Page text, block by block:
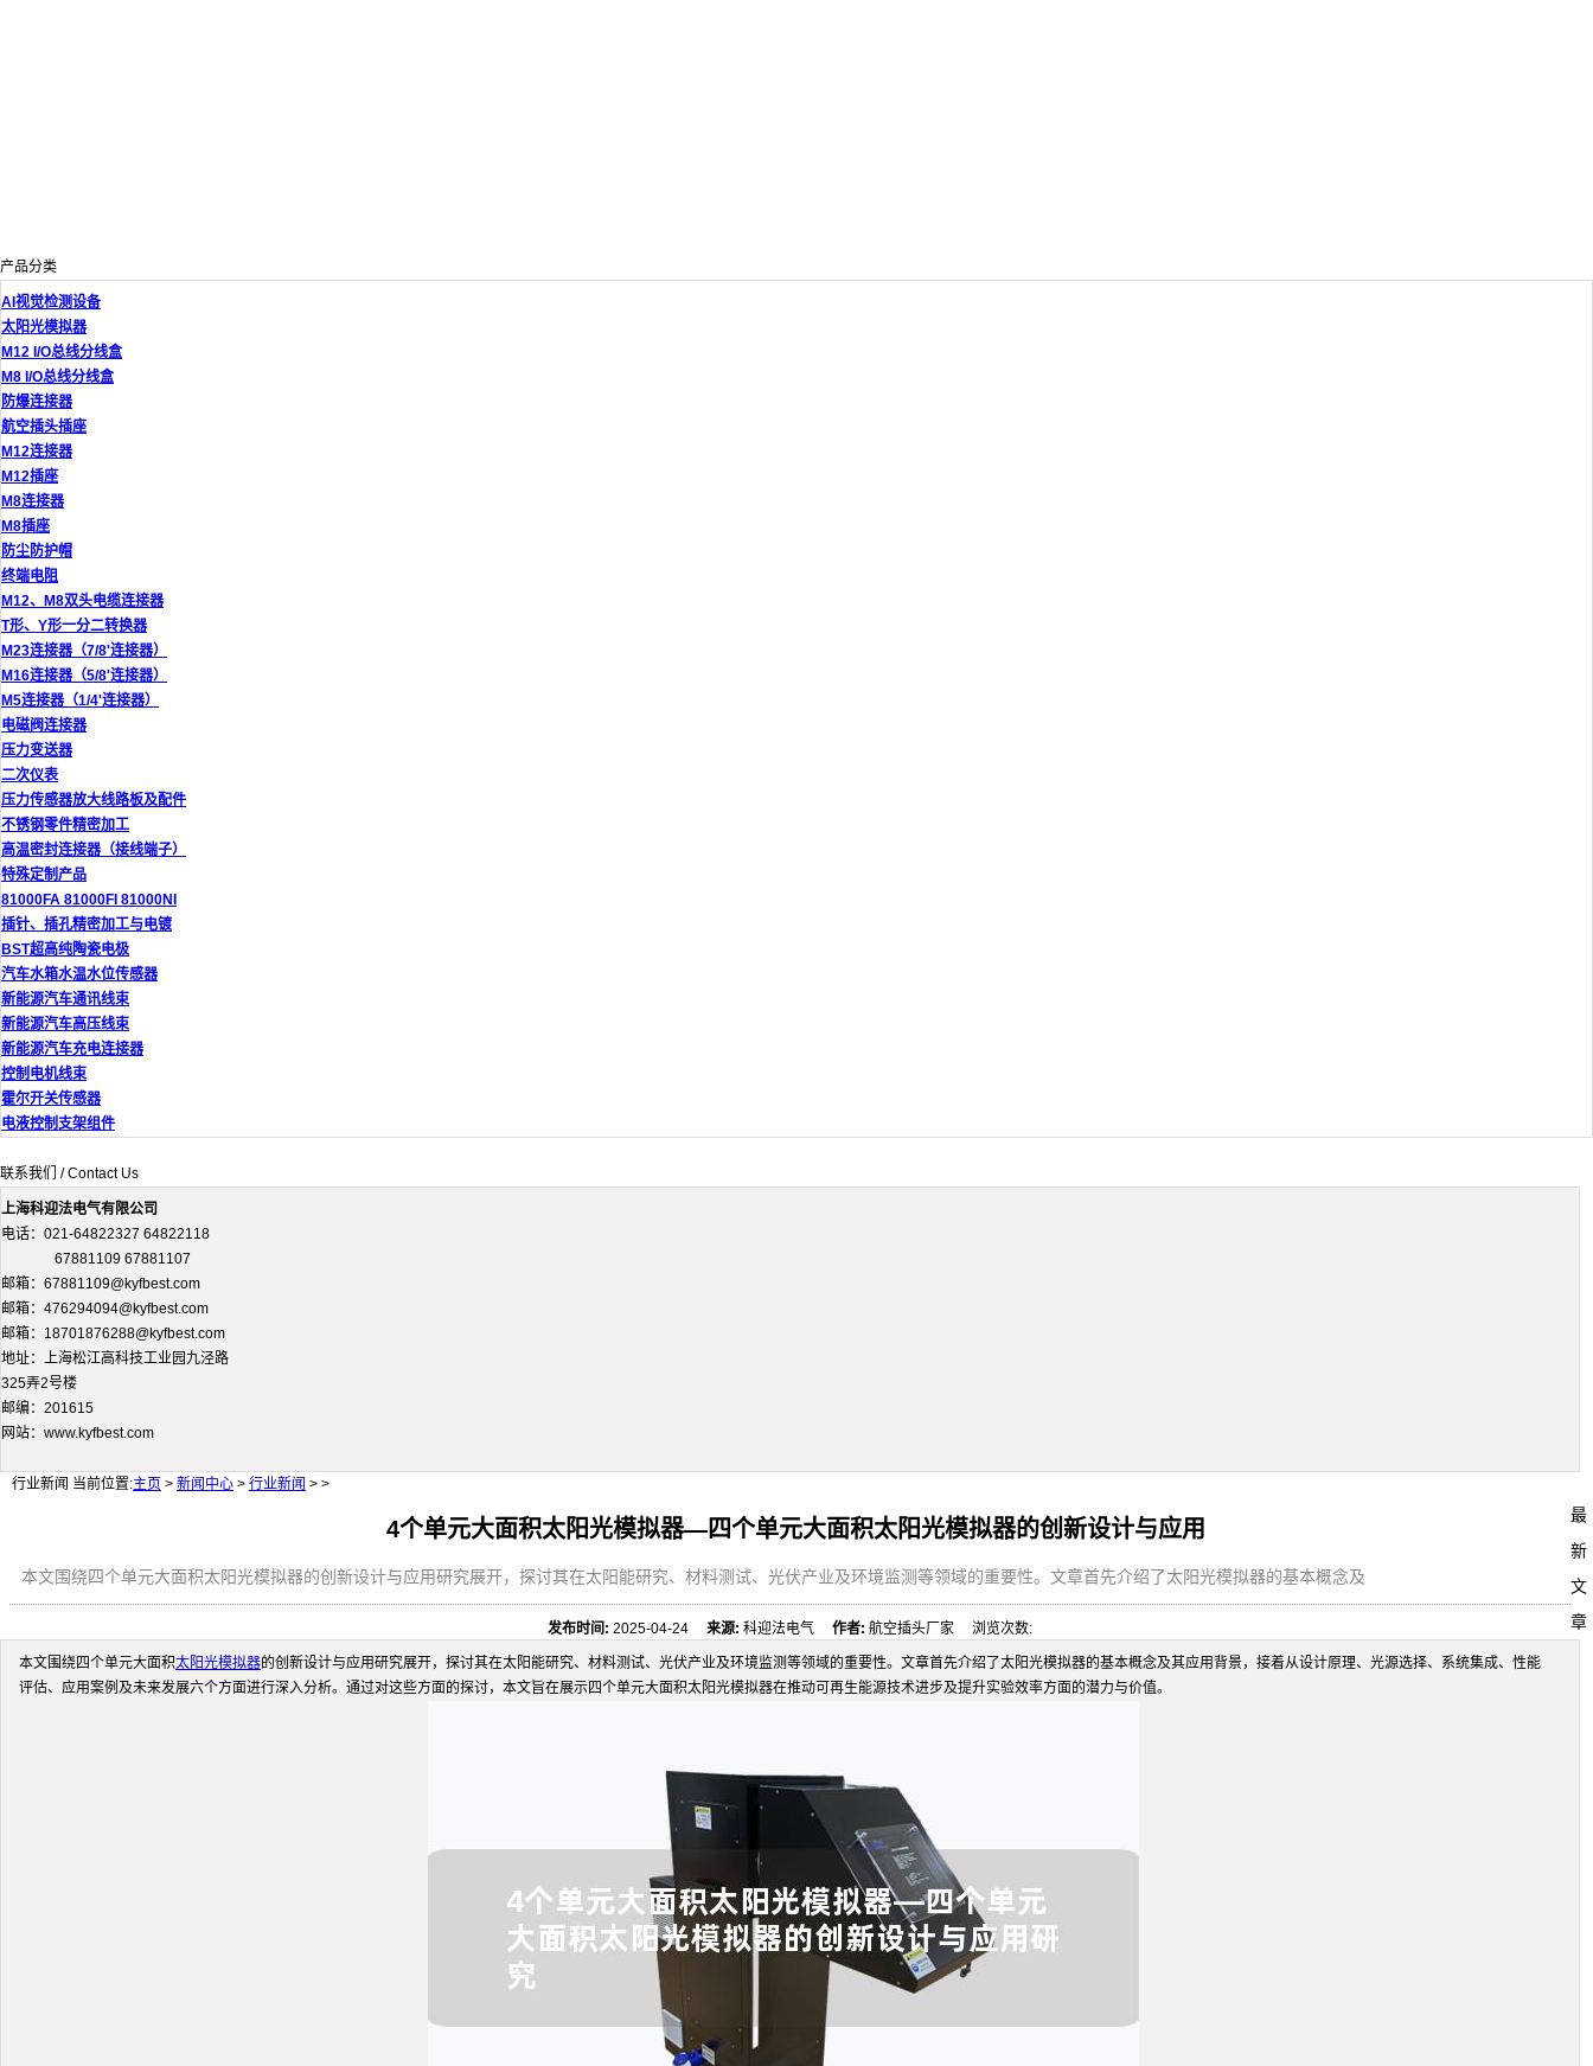
产品分类
AI视觉检测设备
太阳光模拟器
M12 I/O总线分线盒
M8 I/O总线分线盒
防爆连接器
航空插头插座
M12连接器
M12插座
M8连接器
M8插座
防尘防护帽
终端电阻
M12、M8双头电缆连接器
T形、Y形一分二转换器
M23连接器（7/8'连接器）
M16连接器（5/8'连接器）
M5连接器（1/4'连接器）
电磁阀连接器
压力变送器
二次仪表
压力传感器放大线路板及配件
不锈钢零件精密加工
高温密封连接器（接线端子）
特殊定制产品
81000FA 81000FI 81000NI
插针、插孔精密加工与电镀
BST超高纯陶瓷电极
汽车水箱水温水位传感器
新能源汽车通讯线束
新能源汽车高压线束
新能源汽车充电连接器
控制电机线束
霍尔开关传感器
电液控制支架组件
联系我们 / Contact Us
上海科迎法电气有限公司
电话：021-64822327 64822118
67881109 67881107
邮箱：67881109@kyfbest.com
邮箱：476294094@kyfbest.com
邮箱：18701876288@kyfbest.com
地址：上海松江高科技工业园九泾路
325弄2号楼
邮编：201615
网站：www.kyfbest.com
行业新闻 当前位置:主页 > 新闻中心 > 行业新闻 > >
4个单元大面积太阳光模拟器—四个单元大面积太阳光模拟器的创新设计与应用
本文围绕四个单元大面积太阳光模拟器的创新设计与应用研究展开，探讨其在太阳能研究、材料测试、光伏产业及环境监测等领域的重要性。文章首先介绍了太阳光模拟器的基本概念及
发布时间: 2025-04-24来源: 科迎法电气作者: 航空插头厂家 浏览次数:
本文围绕四个单元大面积太阳光模拟器的创新设计与应用研究展开，探讨其在太阳能研究、材料测试、光伏产业及环境监测等领域的重要性。文章首先介绍了太阳光模拟器的基本概念及其应用背景，接着从设计原理、光源选择、系统集成、性能
评估、应用案例及未来发展六个方面进行深入分析。通过对这些方面的探讨，本文旨在展示四个单元大面积太阳光模拟器在推动可再生能源技术进步及提升实验效率方面的潜力与价值。
最
新
文
章